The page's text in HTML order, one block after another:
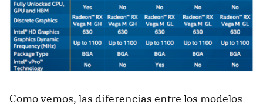
Como vemos, las diferencias entre los modelos